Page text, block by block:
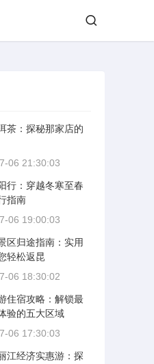
茶：探秘那家店的
06 21:30:03
行：穿越冬寒至春
指南
06 19:00:03
区归途指南：实用
轻松返昆
06 18:30:02
住宿攻略：解锁最
验的五大区域
06 17:30:03
江经济实惠游：探